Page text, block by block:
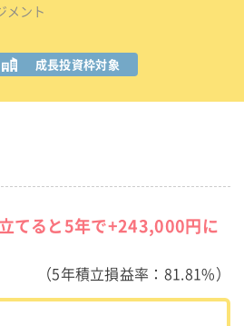
メント
成長投資枠対象
てると5年で+243,000円に
（5年積立損益率：81.81%）